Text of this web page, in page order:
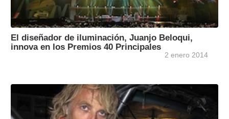
El diseñador de iluminación, Juanjo Beloqui,
innova en los Premios 40 Principales
2 enero 2014